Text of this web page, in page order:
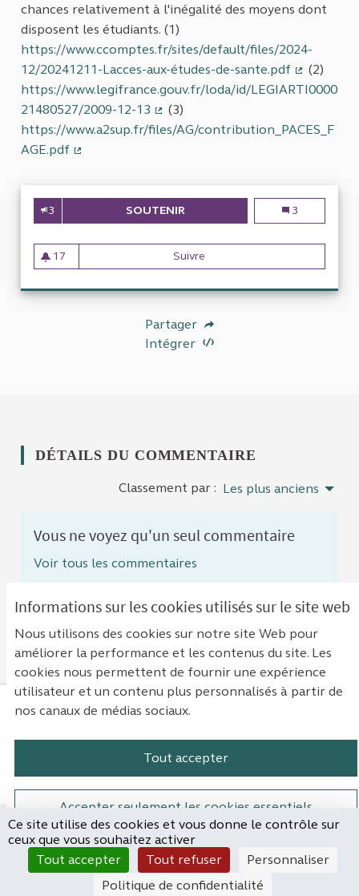
Informations sur les cookies utilisés sur le site web
Nous utilisons des cookies sur notre site Web pour
améliorer la performance et les contenus du site. Les
cookies nous permettent de fournir une expérience
utilisateur et un contenu plus personnalisés à partir de
nos canaux de médias sociaux.
Tout accepter
Accepter seulement les cookies essentiels
Paramètres
chances relativement à l'inégalité des moyens dont
disposent les étudiants. (1)
https://www.ccomptes.fr/sites/default/files/2024-
12/20241211-Lacces-aux-études-de-sante.pdf
(Lien
(2)
https://www.legifrance.gouv.fr/loda/id/LEGIARTI0000
21480527/2009-12-13
(Lien externe)
(3)
https://www.a2sup.fr/files/AG/contribution_PACES_F
AGE.pdf
3 SOUTENIRL'ENSEIGNEMENT SUPÉRIEUR,
3
17
17 abonnés
Suivre
Partager
Intégrer
DÉTAILS DU COMMENTAIRE
Classement par : Les plus anciens
Vous ne voyez qu'un seul commentaire
Voir tous les commentaires
Mentions légales
Paramètres des cookies
Plateforme de participation de la
Plateforme de participation de la
Plateforme de participation
Plateforme de
Site réalisé par
Open Source Politics
(Lien externe)
grâce aulogiciel libre
Ce site utilise des cookies et vous donne le contrôle sur
ceux que vous souhaitez activer
Tout accepter
Tout refuser
Personnaliser
Politique de confidentialité